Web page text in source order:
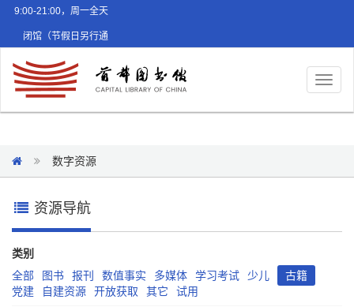
9:00-21:00，周一全天
闭馆（节假日另行通
数字资源
资源导航
类别
全部
图书 报刊 数值事实 多媒体 学习考试 少儿
古籍
党建
自建资源 开放获取 其它 试用